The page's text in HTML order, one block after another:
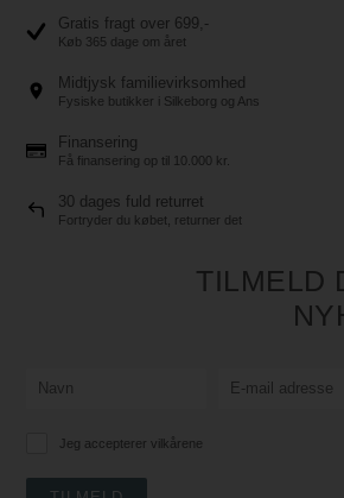
Gratis fragt over 699,-
Køb 365 dage om året
Midtjysk familievirksomhed
Fysiske butikker i Silkeborg og Ans
Finansering
Få finansering op til 10.000 kr.
30 dages fuld returret
Fortryder du købet, returner det
TILMELD
Jeg accepterer vilkårene